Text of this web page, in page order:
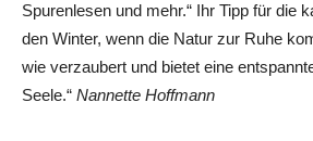
Spurenlesen und mehr.“ Ihr Tipp für die
den Winter, wenn die Natur zur Ruhe
wie verzaubert und bietet eine
Seele.“ Nannette Hoffmann